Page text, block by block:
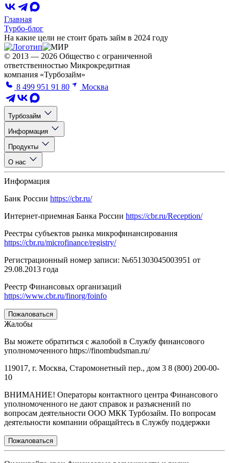
Главная
Турбо-блог
На какие цели не стоит брать займ в 2024 году
© 2013 — 2026 Общество с ограниченной
ответственностью Микрокредитная
компания «Турбозайм»
8 499 951 91 80
Москва
Турбозайм
Информация
Продукты
О нас
Информация
Банк России https://cbr.ru/
Интернет-приемная Банка России https://cbr.ru/Reception/
Реестры субъектов рынка микрофинансирования
https://cbr.ru/microfinance/registry/
Регистрационный номер записи: №651303045003951 от
29.08.2013 года
Реестр Финансовых организаций
https://www.cbr.ru/finorg/foinfo
Пожаловаться
Жалобы
Вы можете обратиться с жалобой в Службу финансового
уполномоченного https://finombudsman.ru/
119017, г. Москва, Старомонетный пер., дом 3 8 (800) 200-00-
10
ВНИМАНИЕ! Операторы контактного центра Финансового
уполномоченного не дают справок и разъяснений по
вопросам деятельности ООО МКК Турбозайм. По вопросам
деятельности компании обращайтесь в Службу поддержки
Пожаловаться